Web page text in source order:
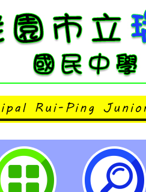
寫生比賽-桃園